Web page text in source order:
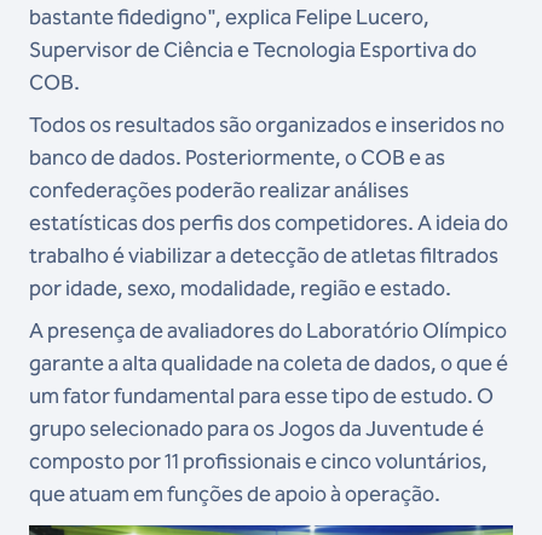
bastante fidedigno", explica Felipe Lucero,
Supervisor de Ciência e Tecnologia Esportiva do
COB.
Todos os resultados são organizados e inseridos no
banco de dados. Posteriormente, o COB e as
confederações poderão realizar análises
estatísticas dos perfis dos competidores. A ideia do
trabalho é viabilizar a detecção de atletas filtrados
por idade, sexo, modalidade, região e estado.
A presença de avaliadores do Laboratório Olímpico
garante a alta qualidade na coleta de dados, o que é
um fator fundamental para esse tipo de estudo. O
grupo selecionado para os Jogos da Juventude é
composto por 11 profissionais e cinco voluntários,
que atuam em funções de apoio à operação.